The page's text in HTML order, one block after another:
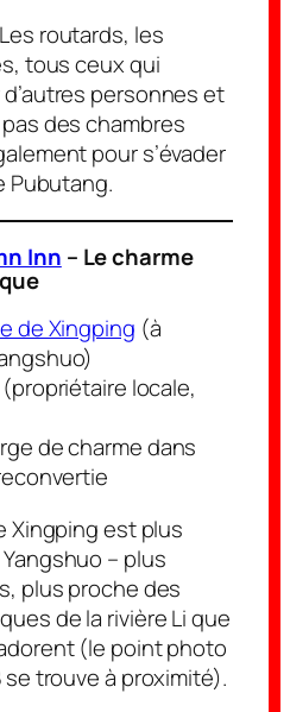
Les routards, les
tous ceux qui
personnes et
des chambres
pour s’évader
Pubutang.
Inn – Le charme
de Xingping (à
locale,
de charme dans
Xingping est plus
– plus
plus proche des
de la rivière Li que
(le point photo
se trouve à proximité).